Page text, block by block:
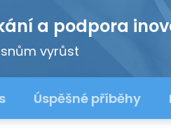
a podpora
vyrůst
Úspěšné příběhy